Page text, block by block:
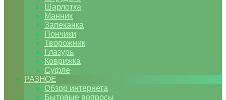
Шарлотка
Манник
Запеканка
Пончики
Творожник
Глазурь
Коврижка
Суфле
РАЗНОЕ
Обзор интернета
Бытовые вопросы